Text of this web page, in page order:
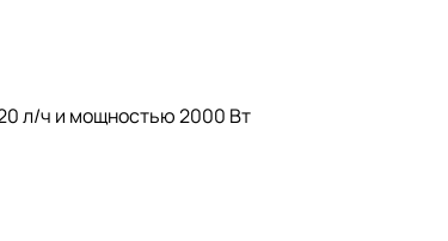
л/ч и мощностью 2000 Вт